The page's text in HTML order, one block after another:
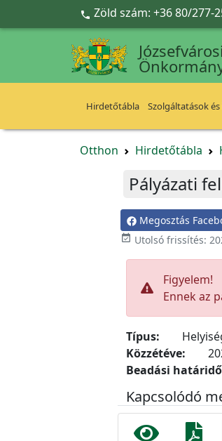
Ugrás a fő tartalomra
 Zöld szám: +36 80/277-
Józsefvárosi
Hirdetőtábla Szolgáltatások
Otthon Hirdetőtábla
Pályázati
Megosztás
 Utolsó frissítés:
Figyelem!
Ennek az
Típus:
Közzétéve:
Beadási
Kapcsolódó